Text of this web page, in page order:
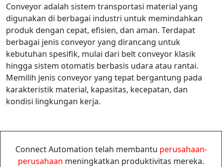
Conveyor adalah sistem transportasi material yang
digunakan di berbagai industri untuk memindahkan
produk dengan cepat, efisien, dan aman. Terdapat
berbagai jenis conveyor yang dirancang untuk
kebutuhan spesifik, mulai dari belt conveyor klasik
hingga sistem otomatis berbasis udara atau rantai.
Memilih jenis conveyor yang tepat bergantung pada
karakteristik material, kapasitas, kecepatan, dan
kondisi lingkungan kerja.
Connect Automation telah membantu perusahaan-
perusahaan meningkatkan produktivitas mereka.